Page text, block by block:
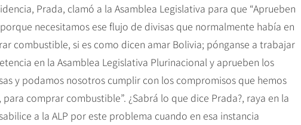
Prada, clamó a la Asamblea Legislativa para que “Aprueben
necesitamos ese flujo de divisas que normalmente había en
combustible, si es como dicen amar Bolivia; pónganse a trabajar
en la Asamblea Legislativa Plurinacional y aprueben los
y podamos nosotros cumplir con los compromisos que hemos
comprar combustible”. ¿Sabrá lo que dice Prada?, raya en la
a la ALP por este problema cuando en esa instancia